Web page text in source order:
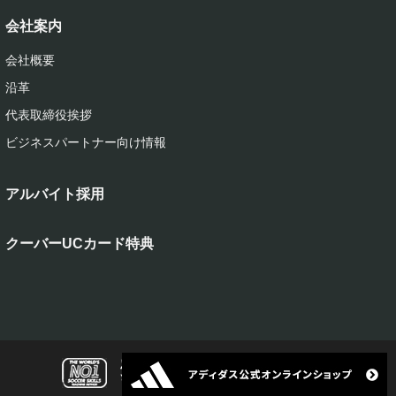
会社案内
会社概要
沿革
代表取締役挨拶
ビジネスパートナー向け情報
アルバイト採用
クーバーUCカード特典